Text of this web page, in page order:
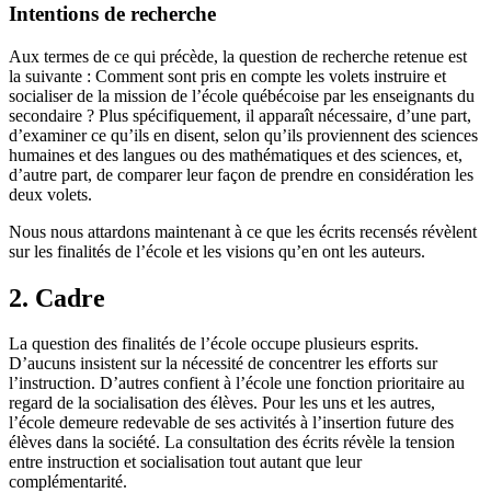
Intentions de recherche
Aux termes de ce qui précède, la question de recherche retenue est
la suivante : Comment sont pris en compte les volets instruire et
socialiser de la mission de l’école québécoise par les enseignants du
secondaire ? Plus spécifiquement, il apparaît nécessaire, d’une part,
d’examiner ce qu’ils en disent, selon qu’ils proviennent des sciences
humaines et des langues ou des mathématiques et des sciences, et,
d’autre part, de comparer leur façon de prendre en considération les
deux volets.
Nous nous attardons maintenant à ce que les écrits recensés révèlent
sur les finalités de l’école et les visions qu’en ont les auteurs.
2. Cadre
La question des finalités de l’école occupe plusieurs esprits.
D’aucuns insistent sur la nécessité de concentrer les efforts sur
l’instruction. D’autres confient à l’école une fonction prioritaire au
regard de la socialisation des élèves. Pour les uns et les autres,
l’école demeure redevable de ses activités à l’insertion future des
élèves dans la société. La consultation des écrits révèle la tension
entre instruction et socialisation tout autant que leur
complémentarité.